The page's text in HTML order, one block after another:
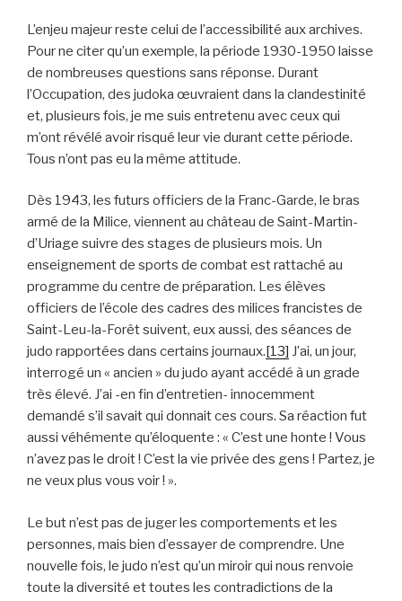
L’enjeu majeur reste celui de l’accessibilité aux archives.
Pour ne citer qu’un exemple, la période 1930-1950 laisse
de nombreuses questions sans réponse. Durant
l’Occupation, des judoka œuvraient dans la clandestinité
et, plusieurs fois, je me suis entretenu avec ceux qui
m’ont révélé avoir risqué leur vie durant cette période.
Tous n’ont pas eu la même attitude.
Dès 1943, les futurs officiers de la Franc-Garde, le bras
armé de la Milice, viennent au château de Saint-Martin-
d’Uriage suivre des stages de plusieurs mois. Un
enseignement de sports de combat est rattaché au
programme du centre de préparation. Les élèves
officiers de l’école des cadres des milices francistes de
Saint-Leu-la-Forêt suivent, eux aussi, des séances de
judo rapportées dans certains journaux.[13] J’ai, un jour,
interrogé un « ancien » du judo ayant accédé à un grade
très élevé. J’ai -en fin d’entretien- innocemment
demandé s’il savait qui donnait ces cours. Sa réaction fut
aussi véhémente qu’éloquente : « C’est une honte ! Vous
n’avez pas le droit ! C’est la vie privée des gens ! Partez, je
ne veux plus vous voir ! ».
Le but n’est pas de juger les comportements et les
personnes, mais bien d’essayer de comprendre. Une
nouvelle fois, le judo n’est qu’un miroir qui nous renvoie
toute la diversité et toutes les contradictions de la